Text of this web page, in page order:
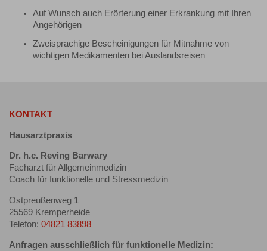
Auf Wunsch auch Erörterung einer Erkrankung mit Ihren
Angehörigen
Zweisprachige Bescheinigungen für Mitnahme von
wichtigen Medikamenten bei Auslandsreisen
KONTAKT
Hausarztpraxis
Dr. h.c. Reving Barwary
Facharzt für Allgemeinmedizin
Coach für funktionelle und Stressmedizin
Ostpreußenweg 1
25569 Kremperheide
Telefon: 04821 83898
Anfragen ausschließlich für funktionelle Medizin: